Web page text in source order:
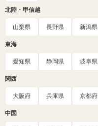
北陸・甲信越
山梨県 長野県 新潟県
東海
愛知県 静岡県 岐阜県
関西
大阪府 兵庫県 京都府
中国